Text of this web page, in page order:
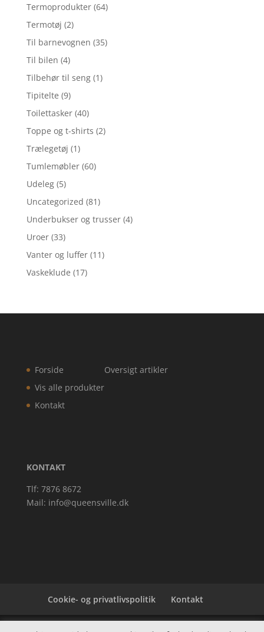
Termoprodukter (64)
Termotøj (2)
Til barnevognen (35)
Til bilen (4)
Tilbehør til seng (1)
Tipitelte (9)
Toilettasker (40)
Toppe og t-shirts (2)
Trælegetøj (1)
Tumlemøbler (60)
Udeleg (5)
Uncategorized (81)
Underbukser og trusser (4)
Uroer (33)
Vanter og luffer (11)
Vaskeklude (17)
Forside
Vis alle produkter
Kontakt
Oversigt artikler
KONTAKT
Tlf: 7876 8672
Mail: info@queensville.dk
Cookie- og privatlivspolitik Kontakt